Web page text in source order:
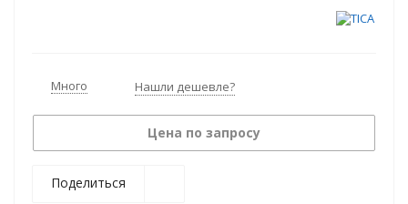
Много Нашли дешевле?
Цена по запросу
Поделиться